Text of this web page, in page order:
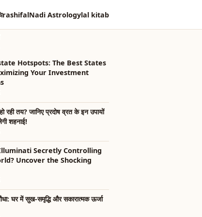
rashifalNadi Astrologylal kitab
Hotspots: The Best States
Your Investment
रही तय? जानिए प्रदोष व्रत के इन उपायों
शहनाई!
Secretly Controlling
Uncover the Shocking
घर में सुख-समृद्धि और सकारात्मक ऊर्जा